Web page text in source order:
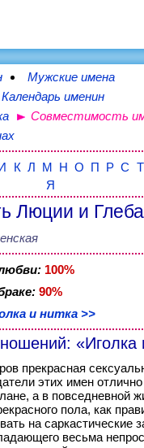
Мужские имена
Календарь именин
Совместимость
К Л М Н О П Р С Т
Я
Люции и Глеба
100%
90%
и нитка >>
«Иголка
прекрасная
этих имен
а в повседневной
пола, как
на саркастические
весьма